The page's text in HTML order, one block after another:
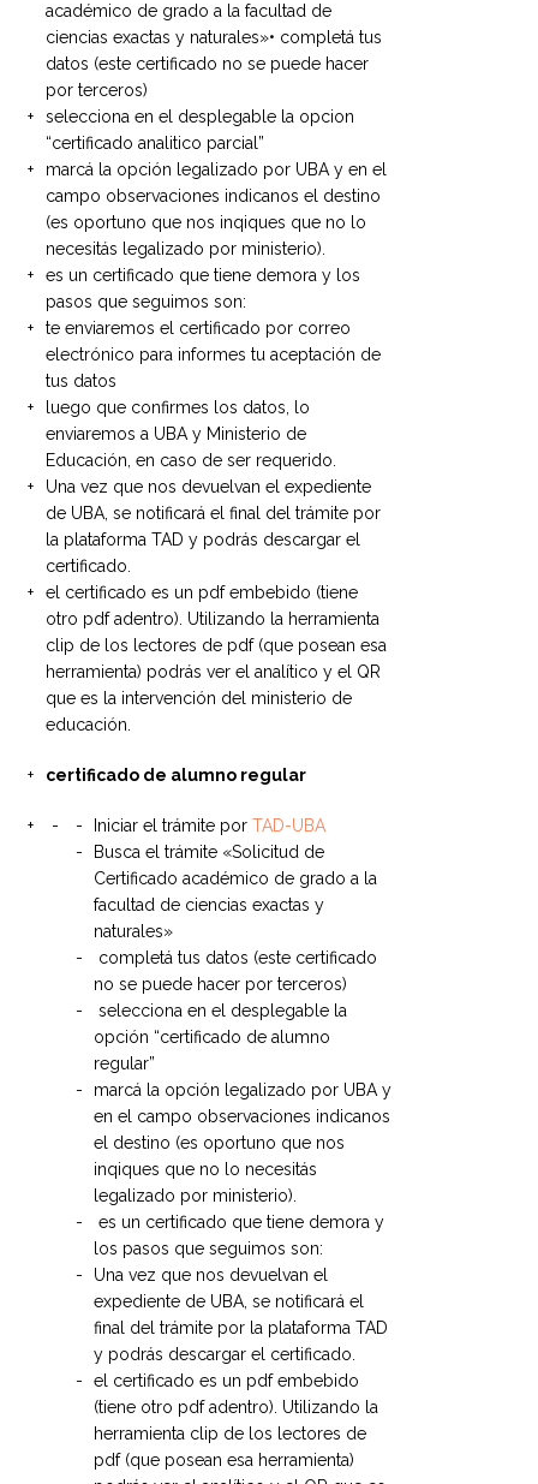
académico de grado a la facultad de
ciencias exactas y naturales»• completá tus
datos (este certificado no se puede hacer
por terceros)
selecciona en el desplegable la opcion
“certificado analitico parcial”
marcá la opción legalizado por UBA y en el
campo observaciones indicanos el destino
(es oportuno que nos inqiques que no lo
necesitás legalizado por ministerio).
es un certificado que tiene demora y los
pasos que seguimos son:
te enviaremos el certificado por correo
electrónico para informes tu aceptación de
tus datos
luego que confirmes los datos, lo
enviaremos a UBA y Ministerio de
Educación, en caso de ser requerido.
Una vez que nos devuelvan el expediente
de UBA, se notificará el final del trámite por
la plataforma TAD y podrás descargar el
certificado.
el certificado es un pdf embebido (tiene
otro pdf adentro). Utilizando la herramienta
clip de los lectores de pdf (que posean esa
herramienta) podrás ver el analítico y el QR
que es la intervención del ministerio de
educación.
certificado de alumno regular
Iniciar el trámite porTAD-UBA
Busca el trámite «Solicitud de
Certificado académico de grado a la
facultad de ciencias exactas y
naturales»
completá tus datos (este certificado
no se puede hacer por terceros)
selecciona en el desplegable la
opción “certificado de alumno
regular”
marcá la opción legalizado por UBA y
en el campo observaciones indicanos
el destino (es oportuno que nos
inqiques que no lo necesitás
legalizado por ministerio).
es un certificado que tiene demora y
los pasos que seguimos son:
Una vez que nos devuelvan el
expediente de UBA, se notificará el
final del trámite por la plataforma TAD
y podrás descargar el certificado.
el certificado es un pdf embebido
(tiene otro pdf adentro). Utilizando la
herramienta clip de los lectores de
pdf (que posean esa herramienta)